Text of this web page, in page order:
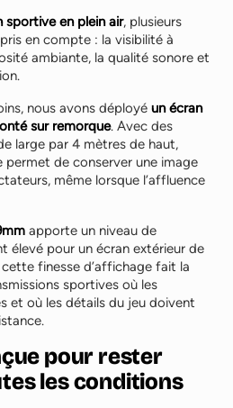
sportive en plein air, plusieurs
en compte : la visibilité à
ambiante, la qualité sonore et
nous avons déployéun écran
sur remorque. Avec des
large par 4 mètres de haut,
de conserver une image
même lorsque l’affluence
apporte un niveau de
élevé pour un écran extérieur de
finesse d’affichage fait la
sportives où les
et où les détails du jeu doivent
pour rester
les conditions